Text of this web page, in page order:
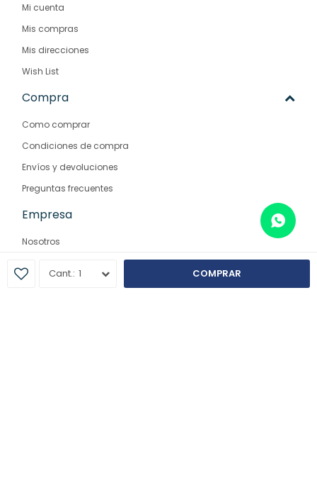
1 COMPRAR
Mi cuenta
Mis compras
Mis direcciones
Wish List
Compra
Como comprar
Condiciones de compra
Envíos y devoluciones
Preguntas frecuentes
Empresa
Nosotros